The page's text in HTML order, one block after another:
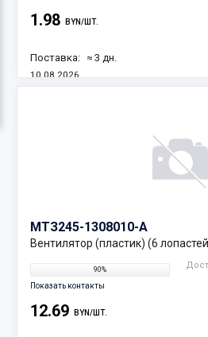
1.98 BYN/ШТ.
Поставка: ≈ 3 дн.
10.08.2026
МТЗ245-1308010-А
Вентилятор (пластик) (6
90%
Показать контакты
12.69 BYN/ШТ.